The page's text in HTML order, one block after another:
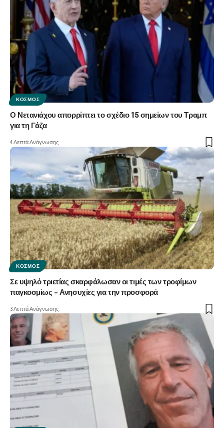
ΚΌΣΜΟΣ
Ο Νετανιάχου απορρίπτει το σχέδιο 15 σημείων του Τραμπ
για τη Γάζα
4 Λεπτά Ανάγνωσης
ΚΌΣΜΟΣ
Σε υψηλό τριετίας σκαρφάλωσαν οι τιμές των τροφίμων
παγκοσμίως – Ανησυχίες για την προσφορά
3 Λεπτά Ανάγνωσης